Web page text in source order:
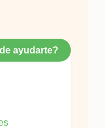
ayudarte?